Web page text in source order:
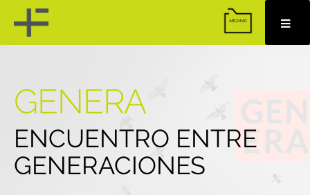
GENERA
ENCUENTRO ENTRE
GENERACIONES